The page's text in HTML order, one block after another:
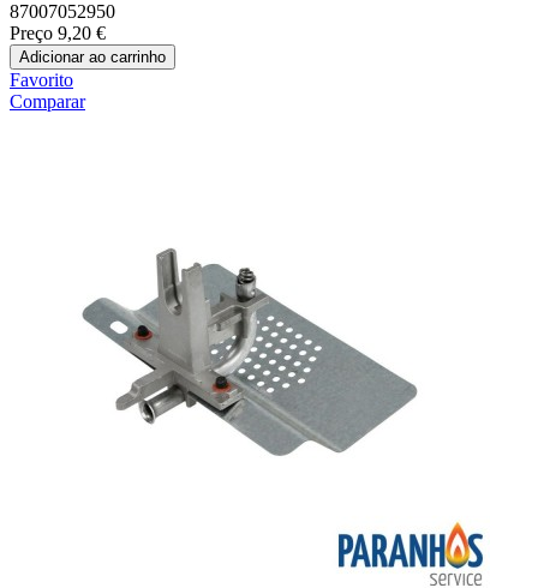
87007052950
Preço 9,20 €
Adicionar ao carrinho
Favorito
Comparar